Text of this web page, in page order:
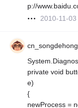
p://
2010-11-03
cn_songdehong
private void
e)
{
newProcess =